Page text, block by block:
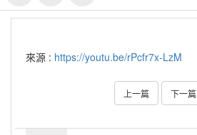
來源 : https://youtu.be/rPcfr7x-LzM
上一篇 下一篇